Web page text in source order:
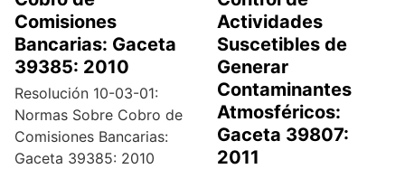
Comisiones
Bancarias: Gaceta
39385: 2010
Resolución 10-03-01:
Normas Sobre Cobro de
Comisiones Bancarias:
Gaceta 39385: 2010
Actividades
Suscetibles de
Generar
Contaminantes
Atmosféricos:
Gaceta 39807:
2011